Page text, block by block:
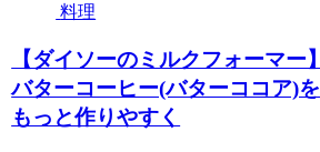
料理
【ダイソーのミルクフォーマー】
バターコーヒー(バターココア)を
もっと作りやすく